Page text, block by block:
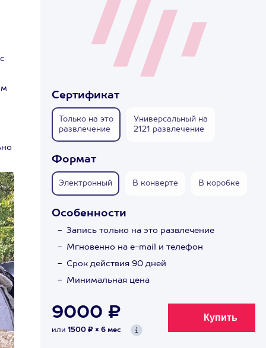
Сертификат
Только на это
развлечение
Универсальный на
2121 развлечение
Формат
Электронный В конверте В коробке
Особенности
Запись только на это развлечение
Мгновенно на e-mail и телефон
Срок действия 90 дней
Минимальная цена
9000 ₽
или 1500 ₽ × 6 мес